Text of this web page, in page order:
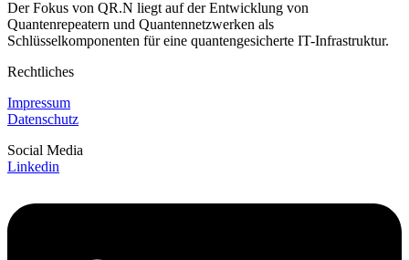
Der Fokus von QR.N liegt auf der Entwicklung von
Quantenrepeatern und Quantennetzwerken als
Schlüsselkomponenten für eine quantengesicherte IT-Infrastruktur.
Rechtliches
Impressum
Datenschutz
Social Media
Linkedin